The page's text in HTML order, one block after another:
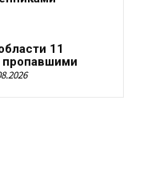
11
пропавшими